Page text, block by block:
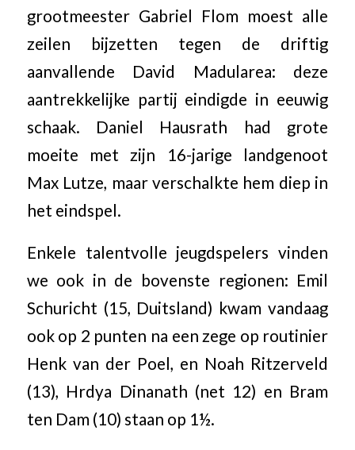
grootmeester Gabriel Flom moest alle
zeilen bijzetten tegen de driftig
aanvallende David Madularea: deze
aantrekkelijke partij eindigde in eeuwig
schaak. Daniel Hausrath had grote
moeite met zijn 16-jarige landgenoot
Max Lutze, maar verschalkte hem diep in
het eindspel.
Enkele talentvolle jeugdspelers vinden
we ook in de bovenste regionen: Emil
Schuricht (15, Duitsland) kwam vandaag
ook op 2 punten na een zege op routinier
Henk van der Poel, en Noah Ritzerveld
(13), Hrdya Dinanath (net 12) en Bram
ten Dam (10) staan op 1½.